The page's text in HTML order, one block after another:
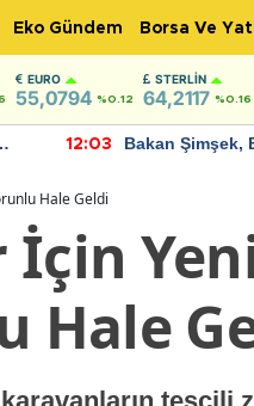
Eko Gündem Borsa Ve
EURO
55,0794 %0.12
STERLIN
64,2117 %0.16
12:03
Bakan Şimşek,
Hale Geldi
Hale